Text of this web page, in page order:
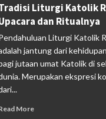
Liturgi Katolik
dan Ritualnya
Liturgi Katolik
jantung dari
jutaan umat Katolik di
Merupakan ekspresi
More